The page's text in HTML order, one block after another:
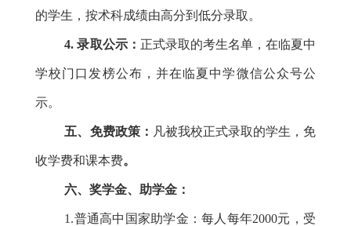
的学生，按术科成绩由高分到低分录取。
4. 录取公示： 正式录取的考生名单，在临夏中
学校门口发榜公布， 并在临夏中学微信公众号公
示。
五、免费政策： 凡被我校正式录取的学生，免
收学费和课本费。
六、奖学金、助学金：
1.普通高中国家助学金：每人每年2000元，受